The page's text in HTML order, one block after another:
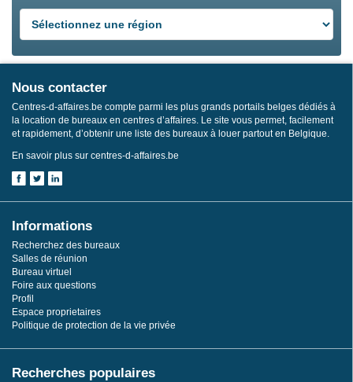
Nous contacter
Centres-d-affaires.be compte parmi les plus grands portails belges dédiés à
la location de bureaux en centres d’affaires. Le site vous permet, facilement
et rapidement, d’obtenir une liste des bureaux à louer partout en Belgique.
En savoir plus sur centres-d-affaires.be
Informations
Recherchez des bureaux
Salles de réunion
Bureau virtuel
Foire aux questions
Profil
Espace proprietaires
Politique de protection de la vie privée
Recherches populaires